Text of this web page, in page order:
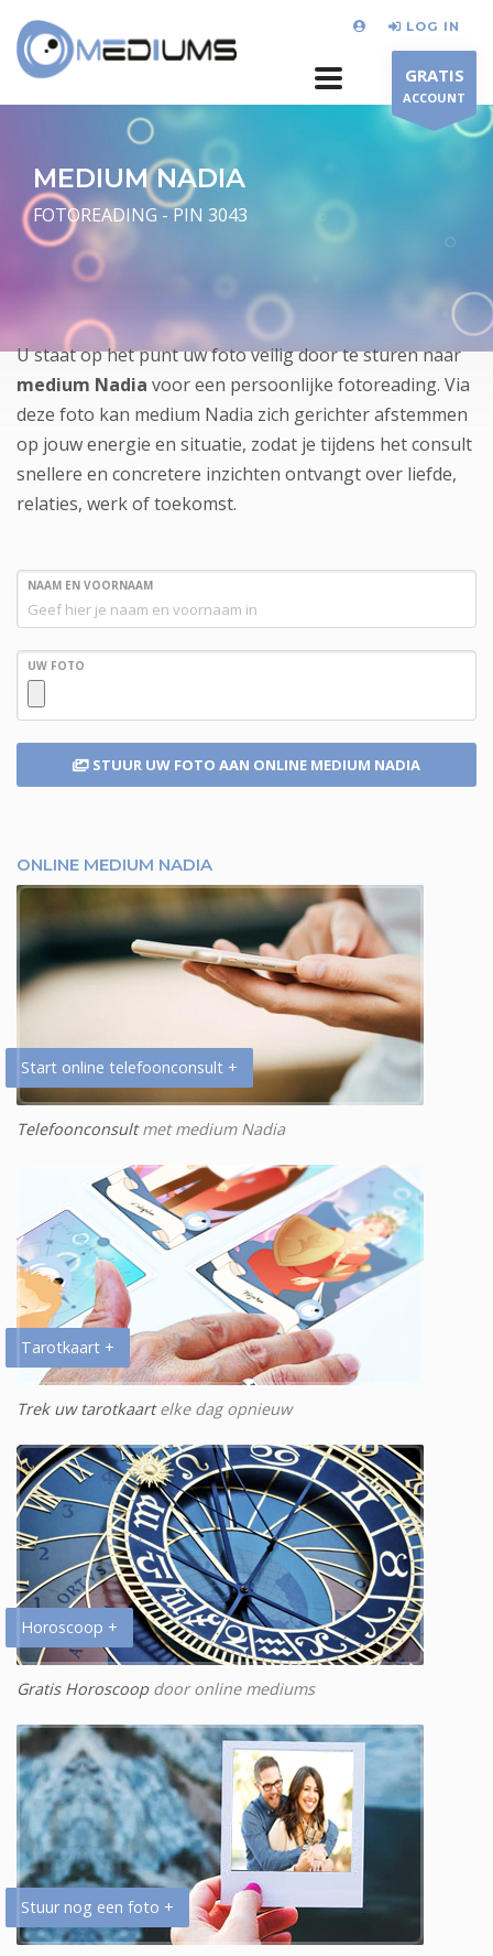
LOG IN
GRATIS
ACCOUNT
MEDIUM NADIA
FOTOREADING - PIN 3043
U staat op het punt uw foto veilig door te sturen naar
medium Nadia voor een persoonlijke fotoreading. Via
deze foto kan medium Nadia zich gerichter afstemmen
op jouw energie en situatie, zodat je tijdens het consult
snellere en concretere inzichten ontvangt over liefde,
relaties, werk of toekomst.
NAAM EN VOORNAAM
UW FOTO
STUUR UW FOTO AAN ONLINE MEDIUM NADIA
ONLINE MEDIUM NADIA
Start online telefoonconsult +
Telefoonconsultmet medium Nadia
Tarotkaart +
Trek uw tarotkaartelke dag opnieuw
Horoscoop +
Gratis Horoscoopdoor online mediums
Stuur nog een foto +